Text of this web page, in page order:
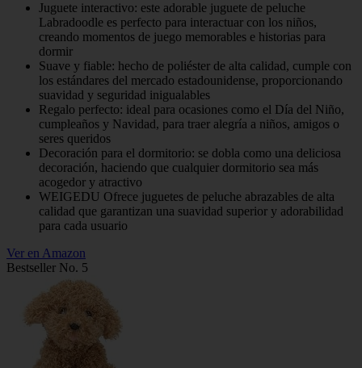
Juguete interactivo: este adorable juguete de peluche
Labradoodle es perfecto para interactuar con los niños,
creando momentos de juego memorables e historias para
dormir
Suave y fiable: hecho de poliéster de alta calidad, cumple con
los estándares del mercado estadounidense, proporcionando
suavidad y seguridad inigualables
Regalo perfecto: ideal para ocasiones como el Día del Niño,
cumpleaños y Navidad, para traer alegría a niños, amigos o
seres queridos
Decoración para el dormitorio: se dobla como una deliciosa
decoración, haciendo que cualquier dormitorio sea más
acogedor y atractivo
WEIGEDU Ofrece juguetes de peluche abrazables de alta
calidad que garantizan una suavidad superior y adorabilidad
para cada usuario
Ver en Amazon
Bestseller No. 5